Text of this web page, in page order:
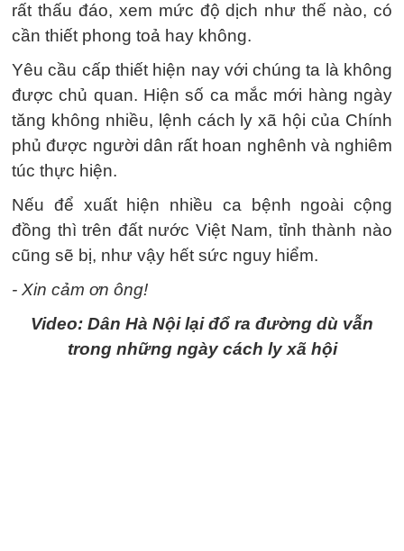
rất thấu đáo, xem mức độ dịch như thế nào, có
cần thiết phong toả hay không.
Yêu cầu cấp thiết hiện nay với chúng ta là không
được chủ quan. Hiện số ca mắc mới hàng ngày
tăng không nhiều, lệnh cách ly xã hội của Chính
phủ được người dân rất hoan nghênh và nghiêm
túc thực hiện.
Nếu để xuất hiện nhiều ca bệnh ngoài cộng
đồng thì trên đất nước Việt Nam, tỉnh thành nào
cũng sẽ bị, như vậy hết sức nguy hiểm.
- Xin cảm ơn ông!
Video: Dân Hà Nội lại đổ ra đường dù vẫn
trong những ngày cách ly xã hội